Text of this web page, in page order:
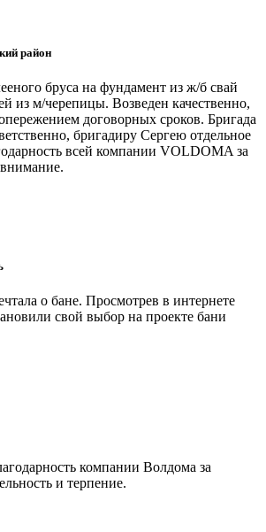
район
бруса на фундамент из ж/б свай
из м/черепицы. Возведен качественно,
договорных сроков. Бригада
бригадиру Сергею отдельное
всей компании VOLDOMA за
о бане. Просмотрев в интернете
свой выбор на проекте бани
компании Волдома за
и терпение.